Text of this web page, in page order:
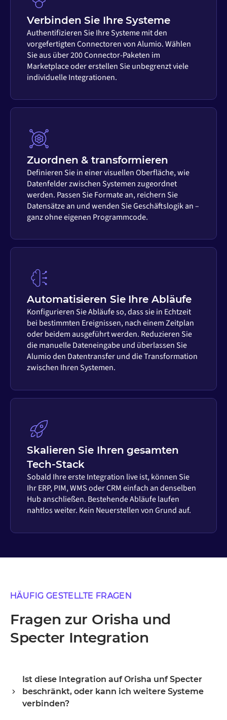
Verbinden Sie Ihre Systeme
Authentifizieren Sie Ihre Systeme mit den
vorgefertigten Connectoren von Alumio. Wählen
Sie aus über 200 Connector-Paketen im
Marketplace oder erstellen Sie unbegrenzt viele
individuelle Integrationen.
Zuordnen & transformieren
Definieren Sie in einer visuellen Oberfläche, wie
Datenfelder zwischen Systemen zugeordnet
werden. Passen Sie Formate an, reichern Sie
Datensätze an und wenden Sie Geschäftslogik an –
ganz ohne eigenen Programmcode.
Automatisieren Sie Ihre Abläufe
Konfigurieren Sie Abläufe so, dass sie in Echtzeit
bei bestimmten Ereignissen, nach einem Zeitplan
oder beidem ausgeführt werden. Reduzieren Sie
die manuelle Dateneingabe und überlassen Sie
Alumio den Datentransfer und die Transformation
zwischen Ihren Systemen.
Skalieren Sie Ihren gesamten
Tech-Stack
Sobald Ihre erste Integration live ist, können Sie
Ihr ERP, PIM, WMS oder CRM einfach an denselben
Hub anschließen. Bestehende Abläufe laufen
nahtlos weiter. Kein Neuerstellen von Grund auf.
HÄUFIG GESTELLTE FRAGEN
Fragen zur Orisha und
Specter Integration
Ist diese Integration auf Orisha unf Specter
beschränkt, oder kann ich weitere Systeme
verbinden?